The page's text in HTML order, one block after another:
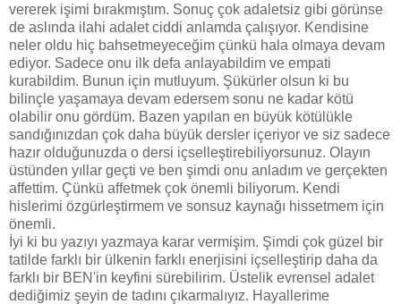
vererek işimi bırakmıştım. Sonuç çok adaletsiz gibi görünse
de aslında ilahi adalet ciddi anlamda çalışıyor. Kendisine
neler oldu hiç bahsetmeyeceğim çünkü hala olmaya devam
ediyor. Sadece onu ilk defa anlayabildim ve empati
kurabildim. Bunun için mutluyum. Şükürler olsun ki bu
bilinçle yaşamaya devam edersem sonu ne kadar kötü
olabilir onu gördüm. Bazen yapılan en büyük kötülükle
sandığınızdan çok daha büyük dersler içeriyor ve siz sadece
hazır olduğunuzda o dersi içselleştirebiliyorsunuz. Olayın
üstünden yıllar geçti ve ben şimdi onu anladım ve gerçekten
affettim. Çünkü affetmek çok önemli biliyorum. Kendi
hislerimi özgürleştirmem ve sonsuz kaynağı hissetmem için
önemli.
İyi ki bu yazıyı yazmaya karar vermişim. Şimdi çok güzel bir
tatilde farklı bir ülkenin farklı enerjisini içselleştirip daha da
farklı bir BEN'in keyfini sürebilirim. Üstelik evrensel adalet
dediğimiz şeyin de tadını çıkarmalıyız. Hayallerime